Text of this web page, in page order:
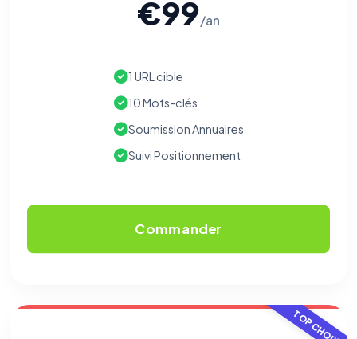
€99/an
1 URL cible
10 Mots-clés
Soumission Annuaires
Suivi Positionnement
Commander
TOP CHOIX